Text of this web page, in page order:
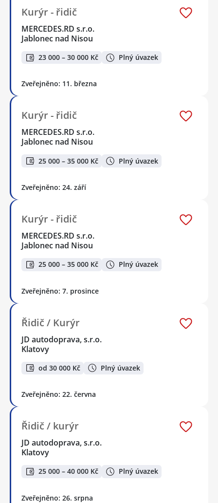
Kurýr - řidič
MERCEDES.RD s.r.o.
Jablonec nad Nisou
23 000 – 30 000 Kč Plný úvazek
Zveřejněno: 11. března
Kurýr - řidič
MERCEDES.RD s.r.o.
Jablonec nad Nisou
25 000 – 35 000 Kč Plný úvazek
Zveřejněno: 24. září
Kurýr - řidič
MERCEDES.RD s.r.o.
Jablonec nad Nisou
25 000 – 35 000 Kč Plný úvazek
Zveřejněno: 7. prosince
Řidič / Kurýr
JD autodoprava, s.r.o.
Klatovy
od 30 000 Kč Plný úvazek
Zveřejněno: 22. června
Řidič / kurýr
JD autodoprava, s.r.o.
Klatovy
25 000 – 40 000 Kč Plný úvazek
Zveřejněno: 26. srpna